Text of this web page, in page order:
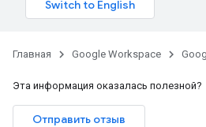
Главная Google Workspace
Эта информация оказалась полезной?
Отправить отзыв